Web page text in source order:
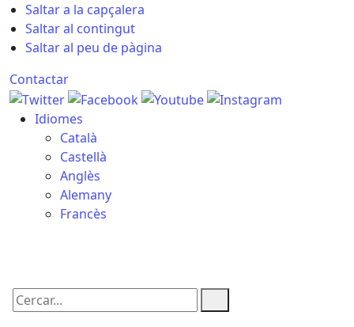
Saltar a la capçalera
Saltar al contingut
Saltar al peu de pàgina
Contactar
Idiomes
Català
Castellà
Anglès
Alemany
Francès
Cercar: